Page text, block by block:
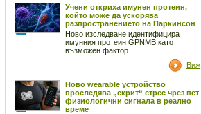
Учени откриха имунен протеин,
който може да ускорява
разпространението на Паркинсон
Ново изследване идентифицира
имунния протеин GPNMB като
възможен фактор...
Виж
Ново wearable устройство
проследява „скрит“ стрес чрез пет
физиологични сигнала в реално
време